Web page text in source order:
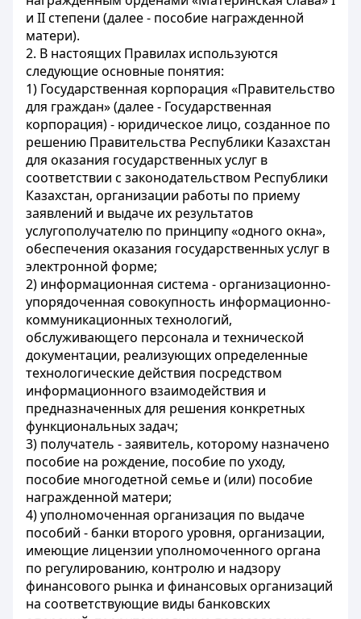
и II степени (далее - пособие награжденной
матери).
2. В настоящих Правилах используются
следующие основные понятия:
1) Государственная корпорация «Правительство
для граждан» (далее - Государственная
корпорация) - юридическое лицо, созданное по
решению Правительства Республики Казахстан
для оказания государственных услуг в
соответствии с законодательством Республики
Казахстан, организации работы по приему
заявлений и выдаче их результатов
услугополучателю по принципу «одного окна»,
обеспечения оказания государственных услуг в
электронной форме;
2) информационная система - организационно-
упорядоченная совокупность информационно-
коммуникационных технологий,
обслуживающего персонала и технической
документации, реализующих определенные
технологические действия посредством
информационного взаимодействия и
предназначенных для решения конкретных
функциональных задач;
3) получатель - заявитель, которому назначено
пособие на рождение, пособие по уходу,
пособие многодетной семье и (или) пособие
награжденной матери;
4) уполномоченная организация по выдаче
пособий - банки второго уровня, организации,
имеющие лицензии уполномоченного органа
по регулированию, контролю и надзору
финансового рынка и финансовых организаций
на соответствующие виды банковских